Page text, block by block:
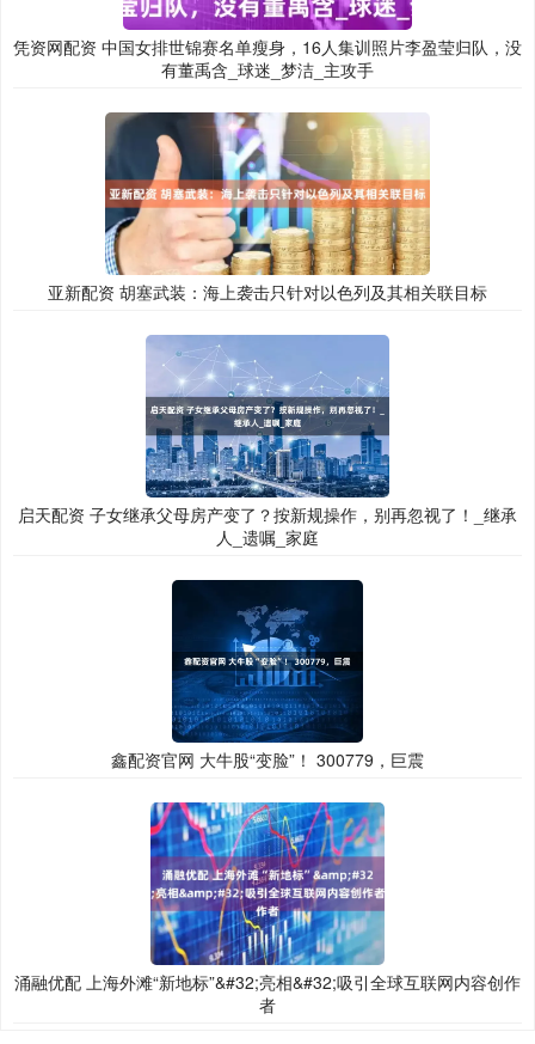
凭资网配资 中国女排世锦赛名单瘦身，16人集训照片李盈莹归队，没
有董禹含_球迷_梦洁_主攻手
亚新配资 胡塞武装：海上袭击只针对以色列及其相关联目标
启天配资 子女继承父母房产变了？按新规操作，别再忽视了！_继承
人_遗嘱_家庭
鑫配资官网 大牛股“变脸”！ 300779，巨震
涌融优配 上海外滩“新地标”&#32;亮相&#32;吸引全球互联网内容创作
者